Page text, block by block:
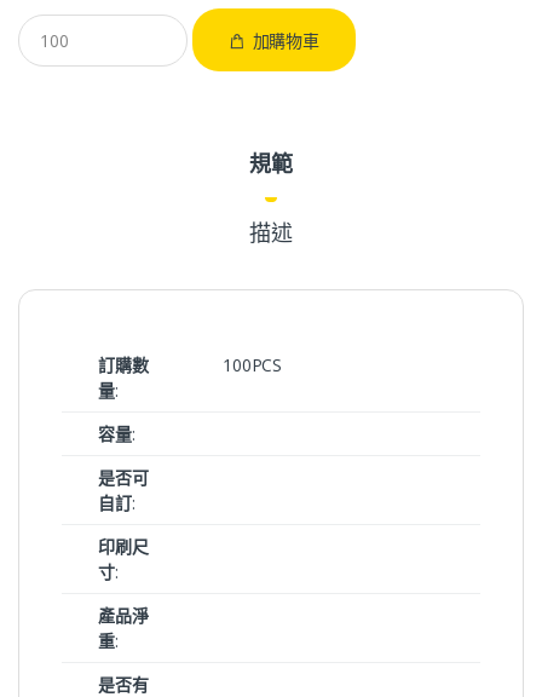
加購物車
規範
描述
訂購數
量:
100PCS
容量:
是否可
自訂:
印刷尺
寸:
產品淨
重:
是否有